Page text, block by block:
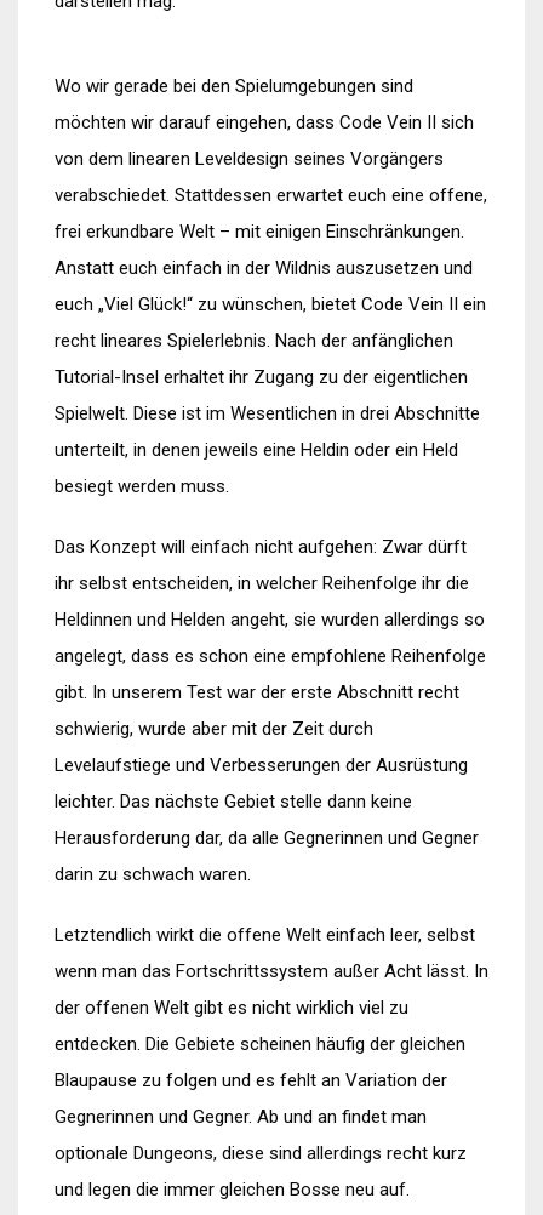
Wo wir gerade bei den Spielumgebungen sind
möchten wir darauf eingehen, dass Code Vein II sich
von dem linearen Leveldesign seines Vorgängers
verabschiedet. Stattdessen erwartet euch eine offene,
frei erkundbare Welt – mit einigen Einschränkungen.
Anstatt euch einfach in der Wildnis auszusetzen und
euch „Viel Glück!“ zu wünschen, bietet Code Vein II ein
recht lineares Spielerlebnis. Nach der anfänglichen
Tutorial-Insel erhaltet ihr Zugang zu der eigentlichen
Spielwelt. Diese ist im Wesentlichen in drei Abschnitte
unterteilt, in denen jeweils eine Heldin oder ein Held
besiegt werden muss.
Das Konzept will einfach nicht aufgehen: Zwar dürft
ihr selbst entscheiden, in welcher Reihenfolge ihr die
Heldinnen und Helden angeht, sie wurden allerdings so
angelegt, dass es schon eine empfohlene Reihenfolge
gibt. In unserem Test war der erste Abschnitt recht
schwierig, wurde aber mit der Zeit durch
Levelaufstiege und Verbesserungen der Ausrüstung
leichter. Das nächste Gebiet stelle dann keine
Herausforderung dar, da alle Gegnerinnen und Gegner
darin zu schwach waren.
Letztendlich wirkt die offene Welt einfach leer, selbst
wenn man das Fortschrittssystem außer Acht lässt. In
der offenen Welt gibt es nicht wirklich viel zu
entdecken. Die Gebiete scheinen häufig der gleichen
Blaupause zu folgen und es fehlt an Variation der
Gegnerinnen und Gegner. Ab und an findet man
optionale Dungeons, diese sind allerdings recht kurz
und legen die immer gleichen Bosse neu auf.